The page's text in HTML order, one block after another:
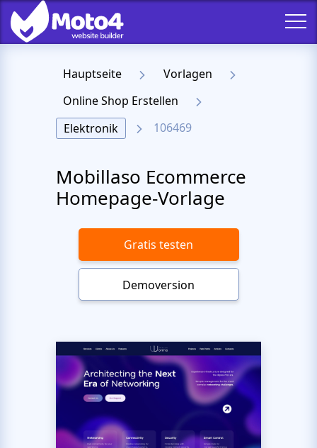
Hauptseite
Vorlagen
Online Shop Erstellen
Elektronik
106469
Mobillaso Ecommerce
Homepage-Vorlage
Gratis testen
Demoversion